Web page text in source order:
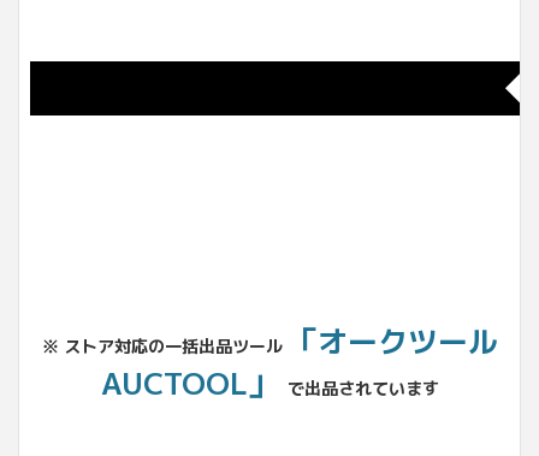
※ ストア対応の一括出品ツール
「オークツール
AUCTOOL」
で出品されています